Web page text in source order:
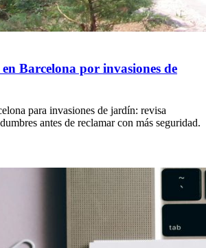
en Barcelona por invasiones de
para invasiones de jardín: revisa
antes de reclamar con más seguridad.